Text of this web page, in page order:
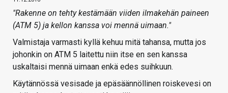
"Rakenne on tehty kestämään viiden ilmakehän paineen
(ATM 5) ja kellon kanssa voi mennä uimaan."
Valmistaja varmasti kyllä kehuu mitä tahansa, mutta jos
johonkin on ATM 5 laitettu niin itse en sen kanssa
uskaltaisi mennä uimaan enkä edes suihkuun.
Käytännössä vesisade ja epäsäännöllinen roiskevesi on